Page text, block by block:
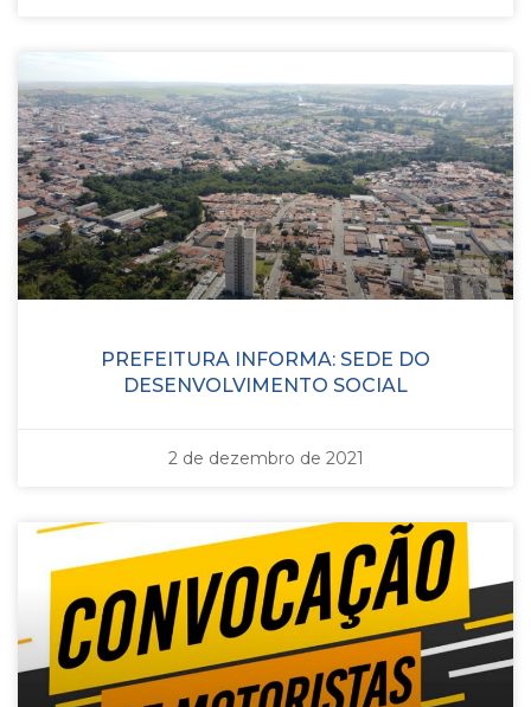
PREFEITURA INFORMA: SEDE DO
DESENVOLVIMENTO SOCIAL
2 de dezembro de 2021